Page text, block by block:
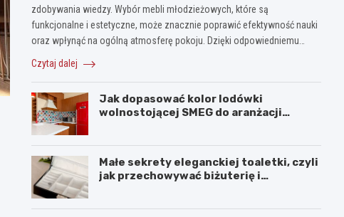
zdobywania wiedzy. Wybór mebli młodzieżowych, które są
funkcjonalne i estetyczne, może znacznie poprawić efektywność nauki
oraz wpłynąć na ogólną atmosferę pokoju. Dzięki odpowiedniemu…
Czytaj dalej
Jak dopasować kolor lodówki
wolnostojącej SMEG do aranżacji
Małe sekrety eleganckiej toaletki, czyli
jak przechowywać biżuterię i